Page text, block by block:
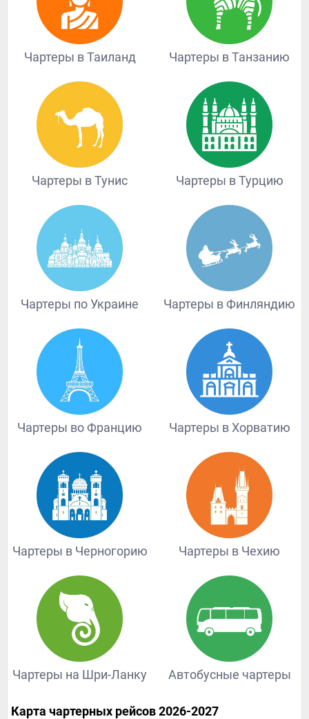
Чартеры в Таиланд Чартеры в Танзанию
Чартеры в Тунис Чартеры в Турцию
Чартеры по Украине Чартеры в Финляндию
Чартеры во Францию Чартеры в Хорватию
Чартеры в Черногорию Чартеры в Чехию
Чартеры на Шри-Ланку Автобусные чартеры
Карта чартерных рейсов 2026-2027